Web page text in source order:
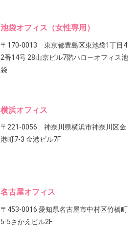
池袋オフィス（女性専用）
〒170-0013 東京都豊島区東池袋1丁目4
2番14号 28山京ビル7階ハローオフィス池
袋
横浜オフィス
〒221-0056 神奈川県横浜市神奈川区金
港町7-3 金港ビル7F
名古屋オフィス
〒453-0016 愛知県名古屋市中村区竹橋町
5-5さかえビル2F